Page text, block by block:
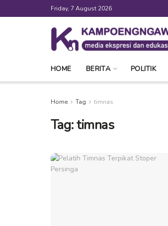
Friday, 7 August 2026
HOME BERITA POLITIK
Home Tag timnas
Tag:timnas